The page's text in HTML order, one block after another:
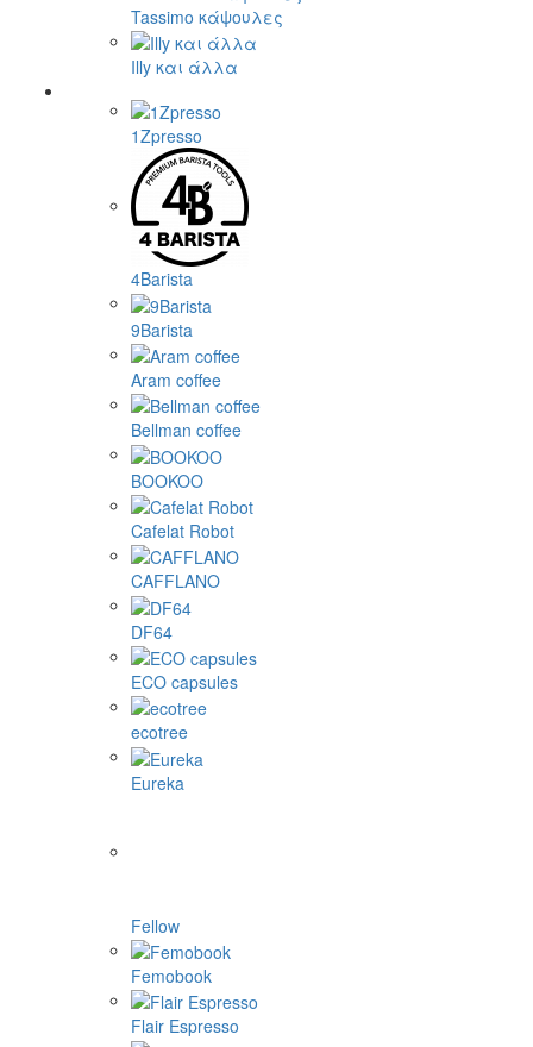
Tassimo κάψουλες
Illy και άλλα
1Zpresso
4Barista
9Barista
Aram coffee
Bellman coffee
BOOKOO
Cafelat Robot
CAFFLANO
DF64
ECO capsules
ecotree
Eureka
Fellow
Femobook
Flair Espresso